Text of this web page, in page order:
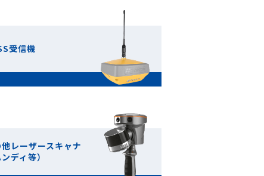
受信機
レーザースキャナ
ンディ等）